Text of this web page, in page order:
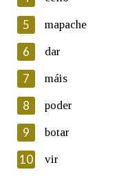
Lin e acepto as
Introduce o código que
Texto de verificación
5 mapache
6 dar
7 máis
8 poder
9 botar
10 vir